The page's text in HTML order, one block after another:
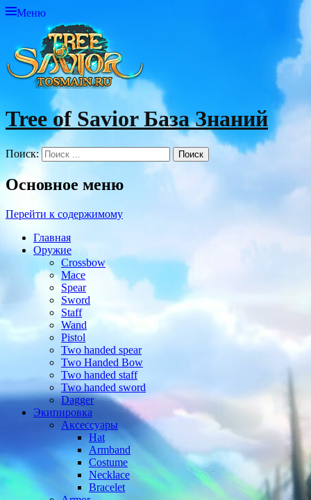
Меню
Tree of Savior База Знаний
Поиск:
Основное меню
Перейти к содержимому
Главная
Оружие
Crossbow
Mace
Spear
Sword
Staff
Wand
Pistol
Two handed spear
Two Handed Bow
Two handed staff
Two handed sword
Dagger
Экипировка
Аксессуары
Hat
Armband
Costume
Necklace
Bracelet